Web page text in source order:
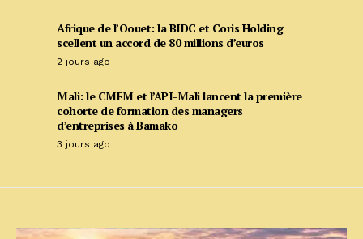
Afrique de l’Oouet: la BIDC et Coris Holding
scellent un accord de 80 millions d’euros
2 jours ago
Mali: le CMEM et l’API-Mali lancent la première
cohorte de formation des managers
d’entreprises à Bamako
3 jours ago